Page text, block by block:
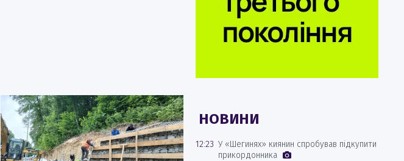
НОВИНИ
12:23 У «Шегинях» киянин спробував підкупити
прикордонника